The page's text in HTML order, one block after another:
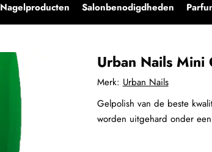
Nagelproducten Salonbenodigdheden
Urban Nails
Merk: Urban Nails
Gelpolish van de beste
worden uitgehard onder